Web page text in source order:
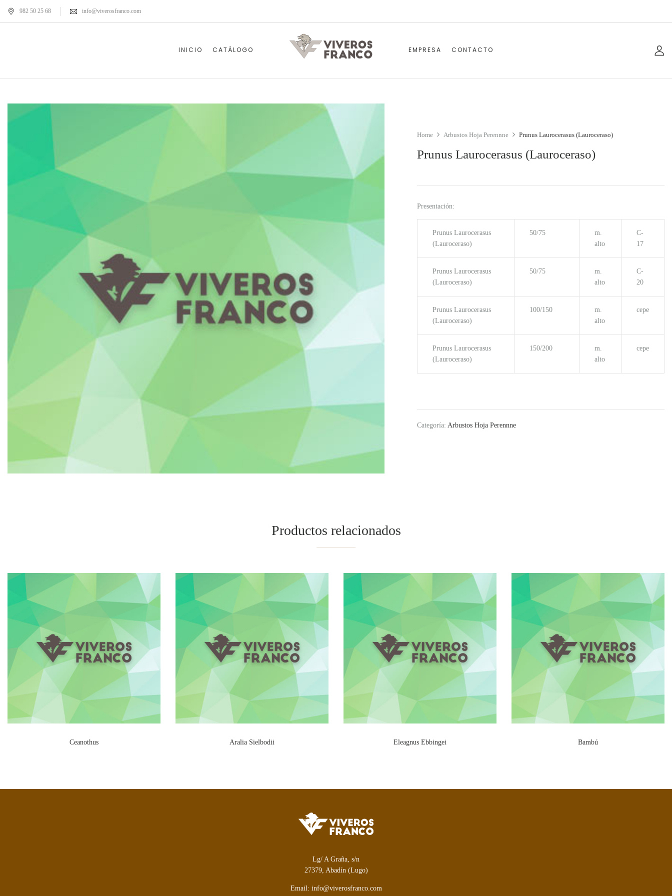
982 50 25 68 info@viverosfranco.com
INICIO CATÁLOGO EMPRESA CONTACTO
Home Arbustos Hoja Perennne Prunus Laurocerasus (Lauroceraso)
Prunus Laurocerasus (Lauroceraso)
Presentación:
Prunus Laurocerasus
(Lauroceraso)
50/75
m.
alto
C-
17
Prunus Laurocerasus
(Lauroceraso)
50/75
m.
alto
C-
20
Prunus Laurocerasus
(Lauroceraso)
100/150
m.
alto
cepe
Prunus Laurocerasus
(Lauroceraso)
150/200
m.
alto
cepe
Categoría: Arbustos Hoja Perennne
Productos relacionados
Ceanothus Aralia Sielbodii Eleagnus Ebbingei Bambú
Lg/ A Graña, s/n
27379, Abadín (Lugo)
Email: info@viverosfranco.com